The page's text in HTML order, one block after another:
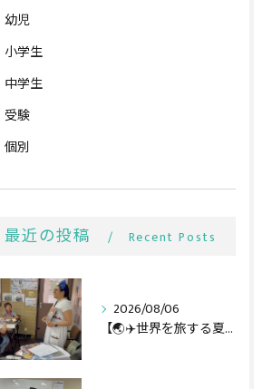
幼児
小学生
中学生
受験
個別
最近の投稿 Recent Posts
2026/08/06
【🌏✈️世界を旅する夏休み第3弾】